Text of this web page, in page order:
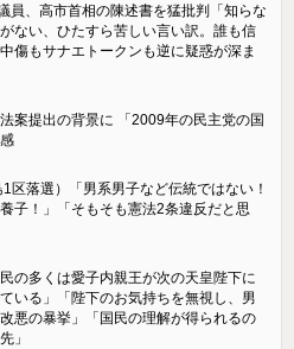
員、高市首相の陳述書を猛批判「知らな
ない、ひたすら苦しい言い訳。誰も信
傷もサナエトークンも逆に疑惑が深ま
案提出の背景に 「2009年の民主党の国
区落選）「男系男子など伝統ではない！
子！」「そもそも憲法2条違反だと思
の多くは愛子内親王が次の天皇陛下に
いる」「陛下のお気持ちを無視し、男
悪の暴挙」「国民の理解が得られるの
」